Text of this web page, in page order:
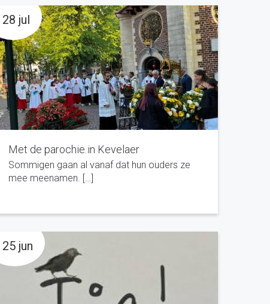
Met de parochie in Kevelaer
Sommigen gaan al vanaf dat hun ouders ze
mee meenamen. […]
28 jul
25 jun